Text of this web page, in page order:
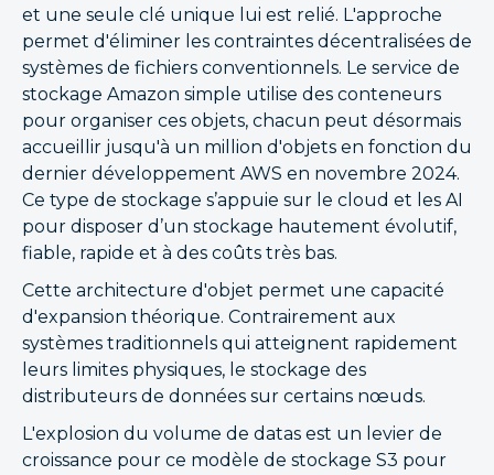
et une seule clé unique lui est relié. L'approche
permet d'éliminer les contraintes décentralisées de
systèmes de fichiers conventionnels. Le service de
stockage Amazon simple utilise des conteneurs
pour organiser ces objets, chacun peut désormais
accueillir jusqu'à un million d'objets en fonction du
dernier développement AWS en novembre 2024.
Ce type de stockage s’appuie sur le cloud et les AI
pour disposer d’un stockage hautement évolutif,
fiable, rapide et à des coûts très bas.
Cette architecture d'objet permet une capacité
d'expansion théorique. Contrairement aux
systèmes traditionnels qui atteignent rapidement
leurs limites physiques, le stockage des
distributeurs de données sur certains nœuds.
L'explosion du volume de datas est un levier de
croissance pour ce modèle de stockage S3 pour